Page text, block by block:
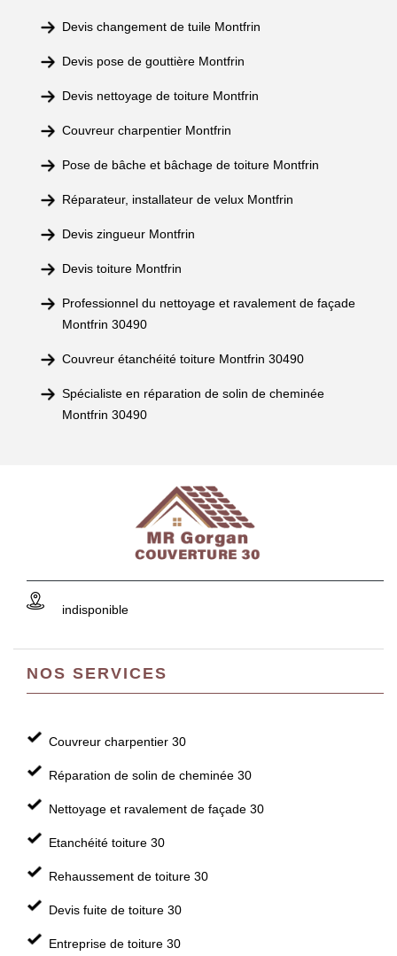
Devis changement de tuile Montfrin
Devis pose de gouttière Montfrin
Devis nettoyage de toiture Montfrin
Couvreur charpentier Montfrin
Pose de bâche et bâchage de toiture Montfrin
Réparateur, installateur de velux Montfrin
Devis zingueur Montfrin
Devis toiture Montfrin
Professionnel du nettoyage et ravalement de façade
Montfrin 30490
Couvreur étanchéité toiture Montfrin 30490
Spécialiste en réparation de solin de cheminée
Montfrin 30490
indisponible
NOS SERVICES
Couvreur charpentier 30
Réparation de solin de cheminée 30
Nettoyage et ravalement de façade 30
Etanchéité toiture 30
Rehaussement de toiture 30
Devis fuite de toiture 30
Entreprise de toiture 30